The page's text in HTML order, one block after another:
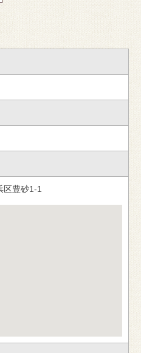
区豊砂1-1